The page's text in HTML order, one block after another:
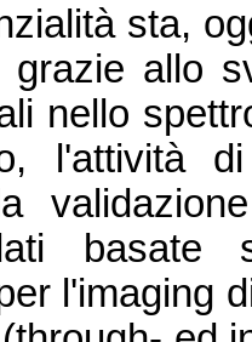
sta,
grazie allo
nello
l'attività
l'imaging